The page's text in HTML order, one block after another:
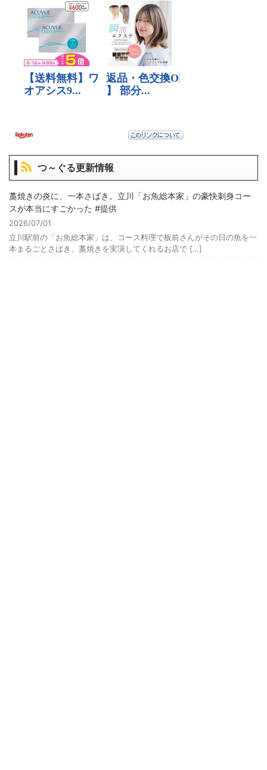
つ～ぐる更新情報
藁焼きの炎に、一本さばき。立川「お魚総本家」の豪快刺身コー
スが本当にすごかった #提供
2026/07/01
立川駅前の「お魚総本家」は、コース料理で板前さんがその日の魚を一
本まるごとさばき、藁焼きを実演してくれるお店で […]